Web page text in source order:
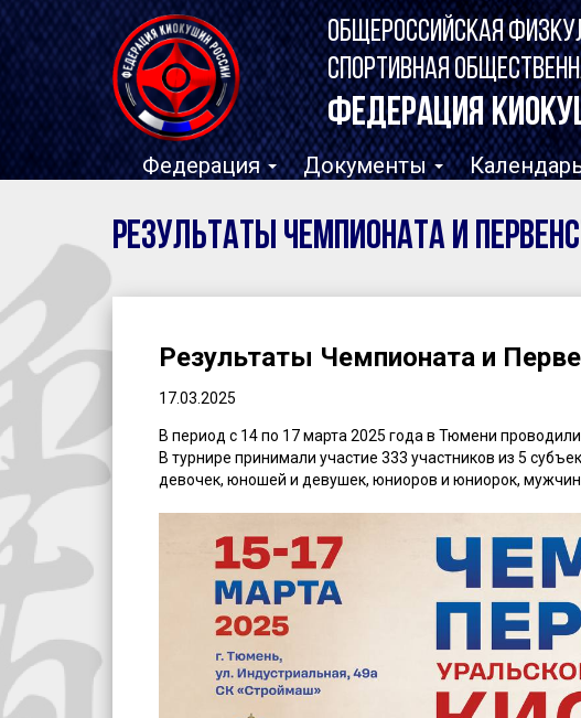
ОБЩЕРОССИЙСКАЯ
СПОРТИВНАЯ
ФЕДЕРАЦИЯ
Федерация Документы
Результаты Чемпионата и
Результаты Чемпионата и
17.03.2025
В период с 14 по 17 марта 2025 года в Тюмени
В турнире принимали участие 333 участников из 5
девочек, юношей и девушек, юниоров и юниорок,